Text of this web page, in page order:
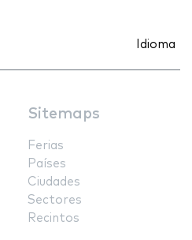
Idioma
Sitemaps
Ferias
Países
Ciudades
Sectores
Recintos